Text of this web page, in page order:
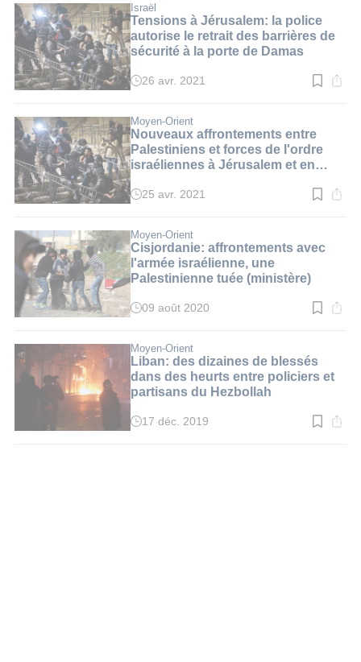
:
2
min.
Israël
Tensions à Jérusalem: la police
autorise le retrait des barrières de
sécurité à la porte de Damas
Temps
:
3
min.
26 avr. 2021
Moyen-Orient
Nouveaux affrontements entre
Palestiniens et forces de l'ordre
israéliennes à Jérusalem et en
Temps
:
2
min.
25 avr. 2021
Moyen-Orient
Cisjordanie: affrontements avec
l'armée israélienne, une
Palestinienne tuée (ministère)
Temps
:
1
min.
09 août 2020
Moyen-Orient
Liban: des dizaines de blessés
dans des heurts entre policiers et
partisans du Hezbollah
Temps
17 déc. 2019